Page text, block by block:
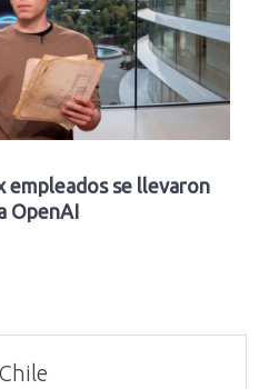
empleados se llevaron
OpenAI